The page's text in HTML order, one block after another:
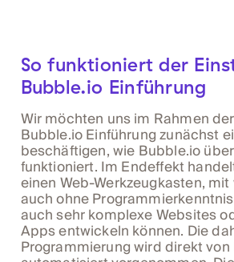
So funktioniert der
Bubble.io Einführung
Wir möchten uns im Rahmen
Bubble.io Einführung zunächst
beschäftigen, wie Bubble.io
funktioniert. Im Endeffekt
einen Web-Werkzeugkasten,
auch ohne
auch sehr komplexe Websites
Apps entwickeln können. Die
Programmierung wird direkt